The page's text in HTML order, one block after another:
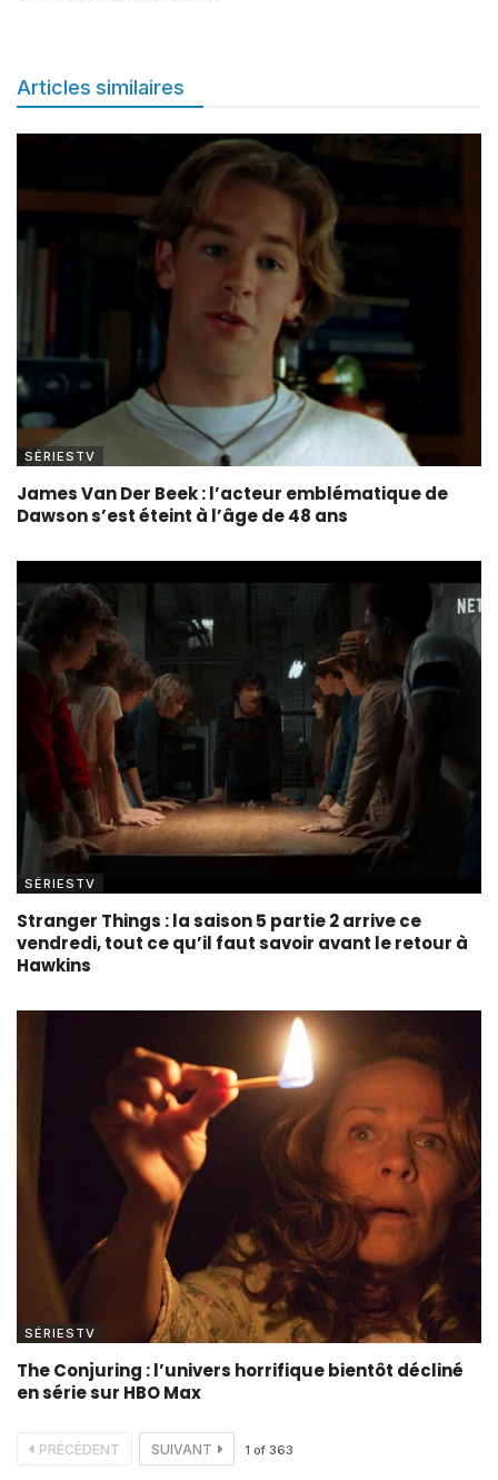
Articles similaires
SÉRIESTV
James Van Der Beek : l’acteur emblématique de
Dawson s’est éteint à l’âge de 48 ans
SÉRIESTV
Stranger Things : la saison 5 partie 2 arrive ce
vendredi, tout ce qu’il faut savoir avant le retour à
Hawkins
SÉRIESTV
The Conjuring : l’univers horrifique bientôt décliné
en série sur HBO Max
PRÉCÉDENT SUIVANT 1 of 363